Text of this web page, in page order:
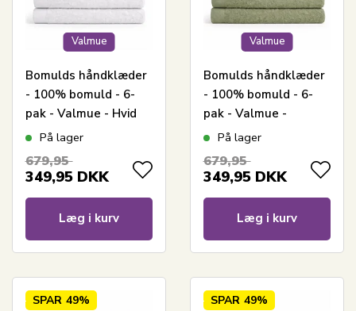
Valmue
Bomulds håndklæder
- 100% bomuld - 6-
pak - Valmue - Hvid
På lager
679,95
349,95 DKK
Læg i kurv
Valmue
Bomulds håndklæder
- 100% bomuld - 6-
pak - Valmue -
Lysegrøn
På lager
679,95
349,95 DKK
Læg i kurv
SPAR 49% SPAR 49%